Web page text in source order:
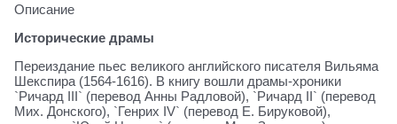
Описание
Исторические драмы
Переиздание пьес великого английского писателя Вильяма
Шекспира (1564-1616). В книгу вошли драмы-хроники
`Ричард III` (перевод Анны Радловой), `Ричард II` (перевод
Мих. Донского), `Генрих IV` (перевод Е. Бируковой),